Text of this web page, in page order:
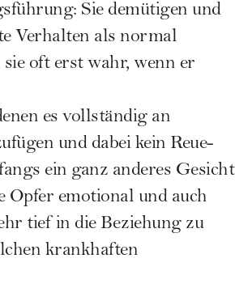
Sie demütigen und
Verhalten als normal
oft erst wahr, wenn er
es vollständig an
und dabei kein Reue-
ein ganz anderes Gesicht
Opfer emotional und auch
tief in die Beziehung zu
krankhaften